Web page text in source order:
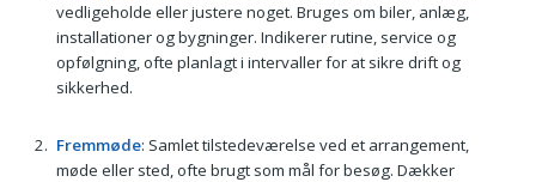
vedligeholde eller justere noget. Bruges om biler, anlæg,
installationer og bygninger. Indikerer rutine, service og
opfølgning, ofte planlagt i intervaller for at sikre drift og
sikkerhed.
Fremmøde: Samlet tilstedeværelse ved et arrangement,
møde eller sted, ofte brugt som mål for besøg. Dækker